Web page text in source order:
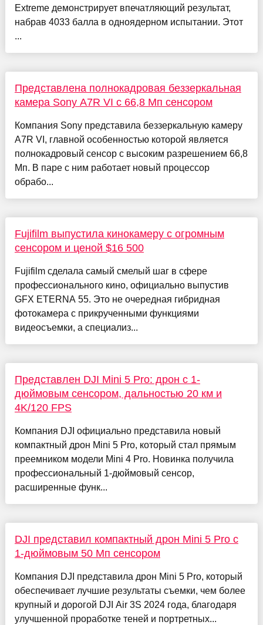
Extreme демонстрирует впечатляющий результат,
набрав 4033 балла в одноядерном испытании. Этот
...
Представлена полнокадровая беззеркальная
камера Sony A7R VI с 66,8 Мп сенсором
Компания Sony представила беззеркальную камеру
A7R VI, главной особенностью которой является
полнокадровый сенсор с высоким разрешением 66,8
Мп. В паре с ним работает новый процессор
обрабо...
Fujifilm выпустила кинокамеру с огромным
сенсором и ценой $16 500
Fujifilm сделала самый смелый шаг в сфере
профессионального кино, официально выпустив
GFX ETERNA 55. Это не очередная гибридная
фотокамера с прикрученными функциями
видеосъемки, а специализ...
Представлен DJI Mini 5 Pro: дрон с 1-
дюймовым сенсором, дальностью 20 км и
4K/120 FPS
Компания DJI официально представила новый
компактный дрон Mini 5 Pro, который стал прямым
преемником модели Mini 4 Pro. Новинка получила
профессиональный 1-дюймовый сенсор,
расширенные функ...
DJI представил компактный дрон Mini 5 Pro с
1-дюймовым 50 Мп сенсором
Компания DJI представила дрон Mini 5 Pro, который
обеспечивает лучшие результаты съемки, чем более
крупный и дорогой DJI Air 3S 2024 года, благодаря
улучшенной проработке теней и портретных...